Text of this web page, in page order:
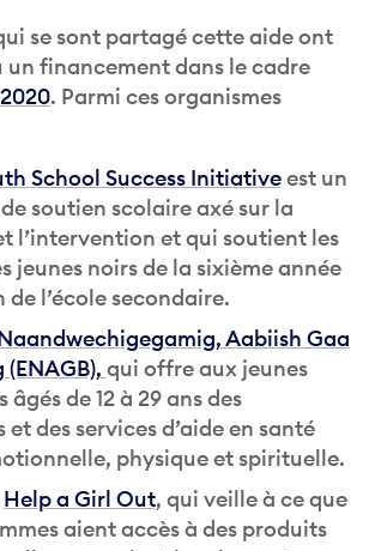
se sont partagé cette aide ont
financement dans le cadre
. Parmi ces organismes
School Success Initiativeest un
soutien scolaire axé sur la
l’intervention et qui soutient les
jeunes noirs de la sixième année
de l’école secondaire.
Aabiish Gaa
qui offre aux jeunes
de 12 à 29 ans des
des services d’aide en santé
physique et spirituelle.
Help a Girl Out, qui veille à ce que
aient accès à des produits